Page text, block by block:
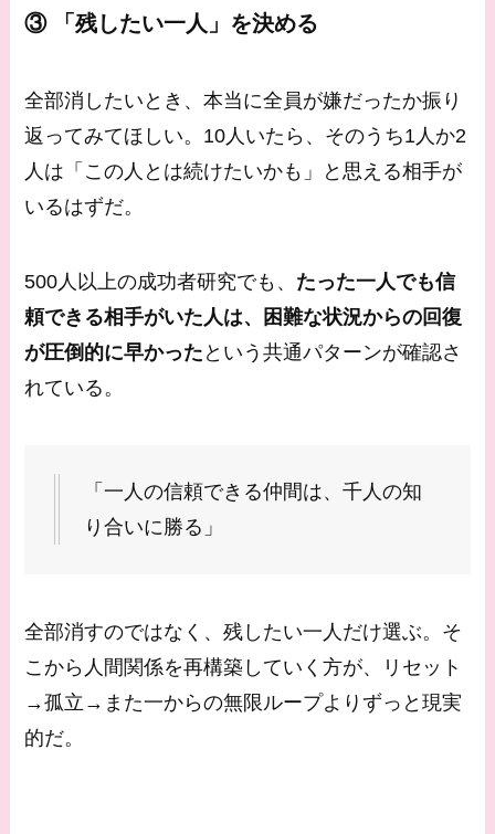
③ 「残したい一人」を決める
全部消したいとき、本当に全員が嫌だったか振り
返ってみてほしい。10人いたら、そのうち1人か2
人は「この人とは続けたいかも」と思える相手が
いるはずだ。
500人以上の成功者研究でも、 たった一人でも信
頼できる相手がいた人は、困難な状況からの回復
が圧倒的に早かった という共通パターンが確認さ
れている。
「一人の信頼できる仲間は、千人の知
り合いに勝る」
全部消すのではなく、残したい一人だけ選ぶ。そ
こから人間関係を再構築していく方が、リセット
→孤立→また一からの無限ループよりずっと現実
的だ。